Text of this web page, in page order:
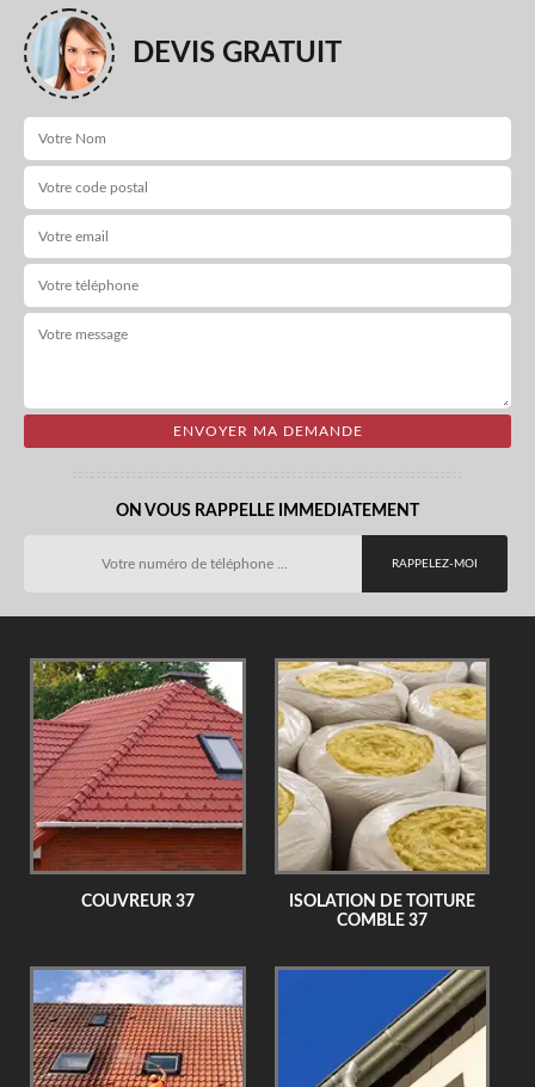
DEVIS GRATUIT
ON VOUS RAPPELLE IMMEDIATEMENT
COUVREUR 37
ISOLATION DE TOITURE
COMBLE 37